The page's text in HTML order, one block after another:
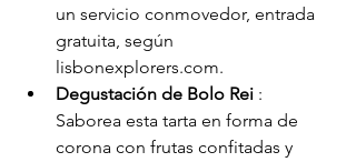
un servicio conmovedor, entrada
gratuita, según
lisbonexplorers.com.
Degustación de Bolo Rei :
Saborea esta tarta en forma de
corona con frutas confitadas y